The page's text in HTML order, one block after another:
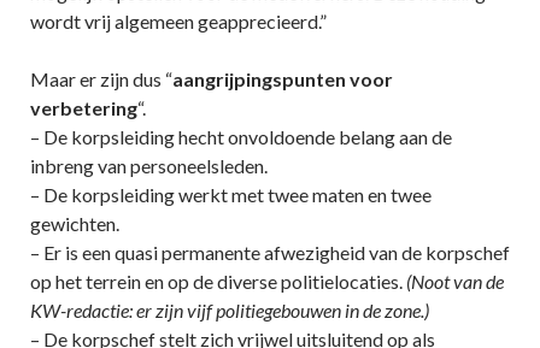
wordt vrij algemeen geapprecieerd.”
Maar er zijn dus “aangrijpingspunten voor
verbetering“.
– De korpsleiding hecht onvoldoende belang aan de
inbreng van personeelsleden.
– De korpsleiding werkt met twee maten en twee
gewichten.
– Er is een quasi permanente afwezigheid van de korpschef
op het terrein en op de diverse politielocaties. (Noot van de
KW-redactie: er zijn vijf politiegebouwen in de zone.)
– De korpschef stelt zich vrijwel uitsluitend op als